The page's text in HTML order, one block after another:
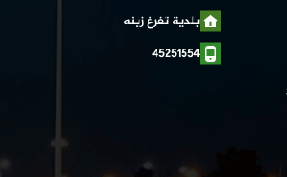
بلدية تفرغ زينه
45251554